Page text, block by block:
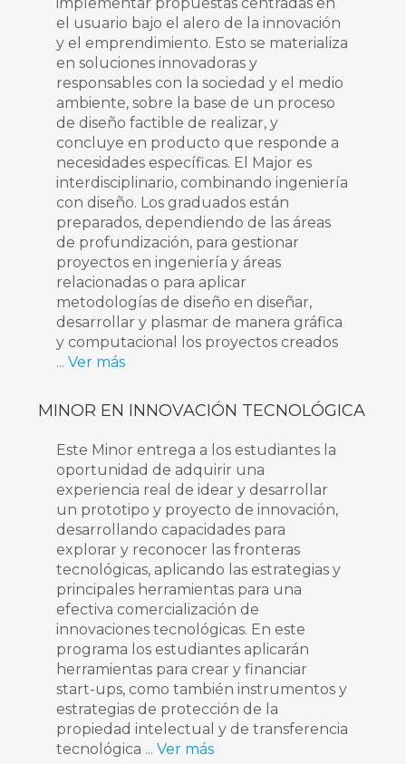
el usuario bajo el alero de la innovación
y el emprendimiento. Esto se materializa
en soluciones innovadoras y
responsables con la sociedad y el medio
ambiente, sobre la base de un proceso
de diseño factible de realizar, y
concluye en producto que responde a
necesidades específicas. El Major es
interdisciplinario, combinando ingeniería
con diseño. Los graduados están
preparados, dependiendo de las áreas
de profundización, para gestionar
proyectos en ingeniería y áreas
relacionadas o para aplicar
metodologías de diseño en diseñar,
desarrollar y plasmar de manera gráfica
y computacional los proyectos creados
... Ver más
MINOR EN INNOVACIÓN TECNOLÓGICA
Este Minor entrega a los estudiantes la
oportunidad de adquirir una
experiencia real de idear y desarrollar
un prototipo y proyecto de innovación,
desarrollando capacidades para
explorar y reconocer las fronteras
tecnológicas, aplicando las estrategias y
principales herramientas para una
efectiva comercialización de
innovaciones tecnológicas. En este
programa los estudiantes aplicarán
herramientas para crear y financiar
start-ups, como también instrumentos y
estrategias de protección de la
propiedad intelectual y de transferencia
tecnológica ... Ver más